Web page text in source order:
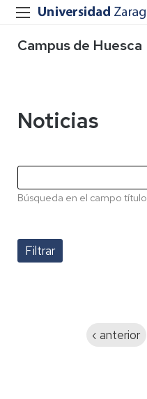
Campus de Huesca
Noticias
Búsqueda en el campo título
Página
‹ anterior